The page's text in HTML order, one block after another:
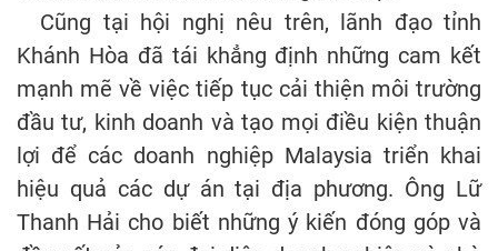
Cũng tại hội nghị nêu trên, lãnh đạo tỉnh
Khánh Hòa đã tái khẳng định những cam kết
mạnh mẽ về việc tiếp tục cải thiện môi trường
đầu tư, kinh doanh và tạo mọi điều kiện thuận
lợi để các doanh nghiệp Malaysia triển khai
hiệu quả các dự án tại địa phương. Ông Lữ
Thanh Hải cho biết những ý kiến đóng góp và